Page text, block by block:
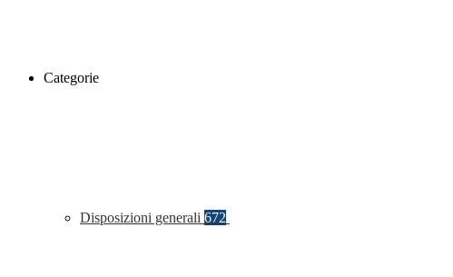
Categorie
Disposizioni generali 672